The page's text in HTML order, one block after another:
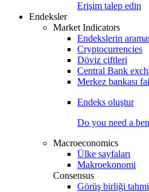
Erişim talep edin
Endeksler
Market Indicators
Endekslerin
Cryptocurrencies
Döviz çiftleri
Central Bank
Merkez bankası
Endeks oluştur
Do you need a
Macroeconomics
Ülke sayfaları
Makroekonomi
Consensus
Görüş birliği